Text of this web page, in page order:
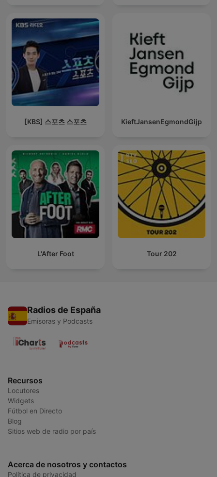
[KBS] 스포츠 스포츠 KieftJansenEgmondGijp
L'After Foot Tour 202
Radios de España
Emisoras y Podcasts
Recursos
Locutores
Widgets
Fútbol en Directo
Blog
Sitios web de radio por país
Acerca de nosotros y contactos
Política de privacidad